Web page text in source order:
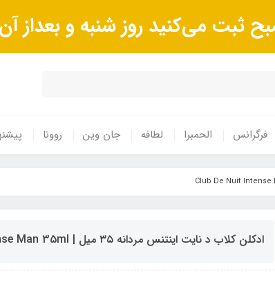
فرگرانس الحمبرا لطافه جان وین روونا
ادکلن کلاب د نایت اینتنس مردانه ۳۵ میل | Club De Nuit Intense Man 35ml